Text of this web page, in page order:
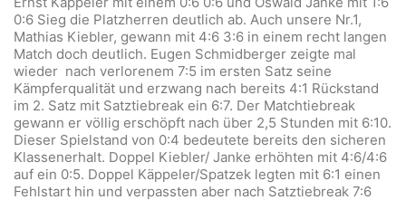
0:6 Sieg die Platzherren deutlich ab. Auch unsere Nr.1,
Mathias Kiebler, gewann mit 4:6 3:6 in einem recht langen
Match doch deutlich. Eugen Schmidberger zeigte mal
wieder nach verlorenem 7:5 im ersten Satz seine
Kämpferqualität und erzwang nach bereits 4:1 Rückstand
im 2. Satz mit Satztiebreak ein 6:7. Der Matchtiebreak
gewann er völlig erschöpft nach über 2,5 Stunden mit 6:10.
Dieser Spielstand von 0:4 bedeutete bereits den sicheren
Klassenerhalt. Doppel Kiebler/ Janke erhöhten mit 4:6/4:6
auf ein 0:5. Doppel Käppeler/Spatzek legten mit 6:1 einen
Fehlstart hin und verpassten aber nach Satztiebreak 7:6